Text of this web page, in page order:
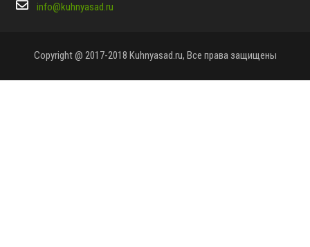
info@kuhnyasad.ru
Copyright @ 2017-2018 Kuhnyasad.ru, Все права защищены